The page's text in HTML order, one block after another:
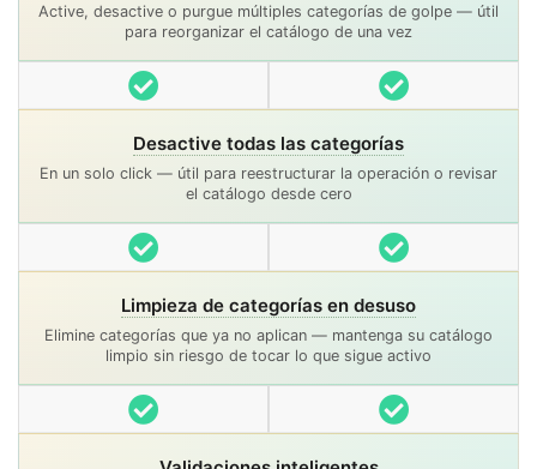
Active, desactive o purgue múltiples categorías de golpe — útil
para reorganizar el catálogo de una vez
Incluido Incluido
Desactive todas las categorías
En un solo click — útil para reestructurar la operación o revisar
el catálogo desde cero
Incluido Incluido
Limpieza de categorías en desuso
Elimine categorías que ya no aplican — mantenga su catálogo
limpio sin riesgo de tocar lo que sigue activo
Incluido Incluido